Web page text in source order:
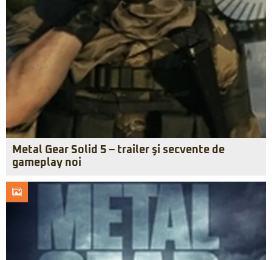
Metal Gear Solid 5 – trailer şi secvente de
gameplay noi